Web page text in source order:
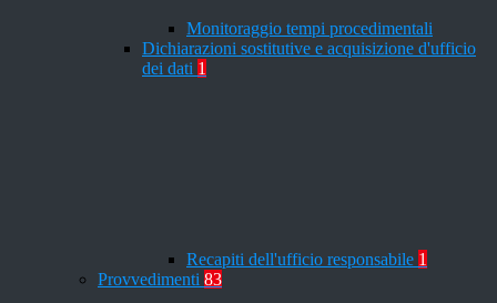
Monitoraggio tempi procedimentali
Dichiarazioni sostitutive e acquisizione d'ufficio
dei dati 1
Recapiti dell'ufficio responsabile 1
Provvedimenti 83